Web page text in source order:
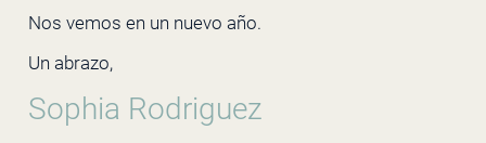
Nos vemos en un nuevo año.
Un abrazo,
Sophia Rodriguez